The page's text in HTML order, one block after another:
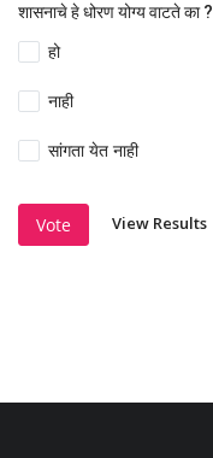
शासनाचे हे धोरण योग्य वाटते का ?
हो
नाही
सांगता येत नाही
Vote View Results